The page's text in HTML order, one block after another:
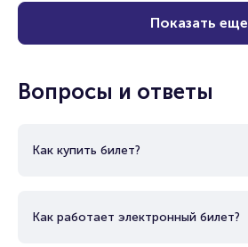
Показать еще
Вопросы и ответы
Как купить билет?
Как работает электронный билет?